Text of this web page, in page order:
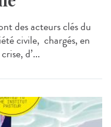
des acteurs clés du
civile, chargés, en
d’...